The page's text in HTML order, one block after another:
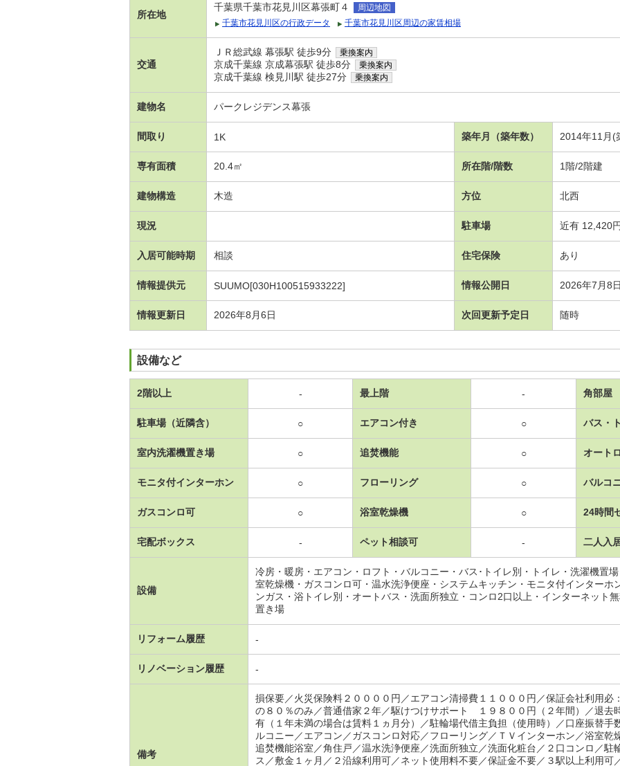
所在地
千葉県千葉市花見川区幕張町４
周辺地図
千葉市花見川区の行政データ
千葉市花見川区周辺の家賃相場
交通
ＪＲ総武線 幕張駅 徒歩9分 乗換案内
京成千葉線 京成幕張駅 徒歩8分 乗換案内
京成千葉線 検見川駅 徒歩27分 乗換案内
建物名 パークレジデンス幕張
間取り 1K 築年月（築年数） 2014年11月(
専有面積 20.4㎡ 所在階/階数 1階/2階建
建物構造 木造 方位 北西
現況 駐車場 近有 12,420円
入居可能時期 相談 住宅保険 あり
情報提供元 SUUMO[030H100515933222] 情報公開日 2026年7月8日
情報更新日 2026年8月6日 次回更新予定日 随時
設備など
2階以上 - 最上階 - 角部屋
駐車場（近隣含） ○ エアコン付き ○ バス・
室内洗濯機置き場 ○ 追焚機能 ○ オート
モニタ付インターホン ○ フローリング ○ バルコ
ガスコンロ可 ○ 浴室乾燥機 ○ 24時間
宅配ボックス - ペット相談可 - 二人入
設備
冷房・暖房・エアコン・ロフト・バルコニー・バス･トイレ別・トイレ・洗濯機置
室乾燥機・ガスコンロ可・温水洗浄便座・システムキッチン・モニタ付インターホ
ンガス・浴トイレ別・オートバス・洗面所独立・コンロ2口以上・インターネット
置き場
リフォーム履歴 -
リノベーション履歴 -
備考
損保要／火災保険料２００００円／エアコン清掃費１１０００円／保証会社利用必
の８０％のみ／普通借家２年／駆けつけサポート １９８００円（２年間）／退去
有（１年未満の場合は賃料１ヵ月分）／駐輪場代借主負担（使用時）／口座振替
ルコニー／エアコン／ガスコンロ対応／フローリング／ＴＶインターホン／浴室乾
追焚機能浴室／角住戸／温水洗浄便座／洗面所独立／洗面化粧台／２口コンロ／駐
ス／敷金１ヶ月／２沿線利用可／ネット使用料不要／保証金不要／３駅以上利用可